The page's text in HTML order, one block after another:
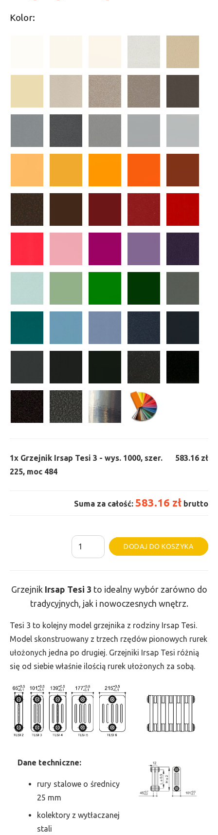
Kolor:
1x Grzejnik Irsap Tesi 3 - wys. 1000, szer.
225, moc 484
583.16 zł
Suma za całość: 583.16 zł brutto
ilość
Grzejnik
-
wys.
1000,
szer.
225,
484
DODAJ DO KOSZYKA
Grzejnik Irsap Tesi 3 to idealny wybór zarówno do
tradycyjnych, jak i nowoczesnych wnętrz.
Tesi 3 to kolejny model grzejnika z rodziny Irsap Tesi.
Model skonstruowany z trzech rzędów pionowych rurek
ułożonych jedna po drugiej. Grzejniki Irsap Tesi różnią
się od siebie właśnie ilością rurek ułożonych za sobą.
Dane techniczne:
rury stalowe o średnicy
25 mm
kolektory z wytłaczanej
stali